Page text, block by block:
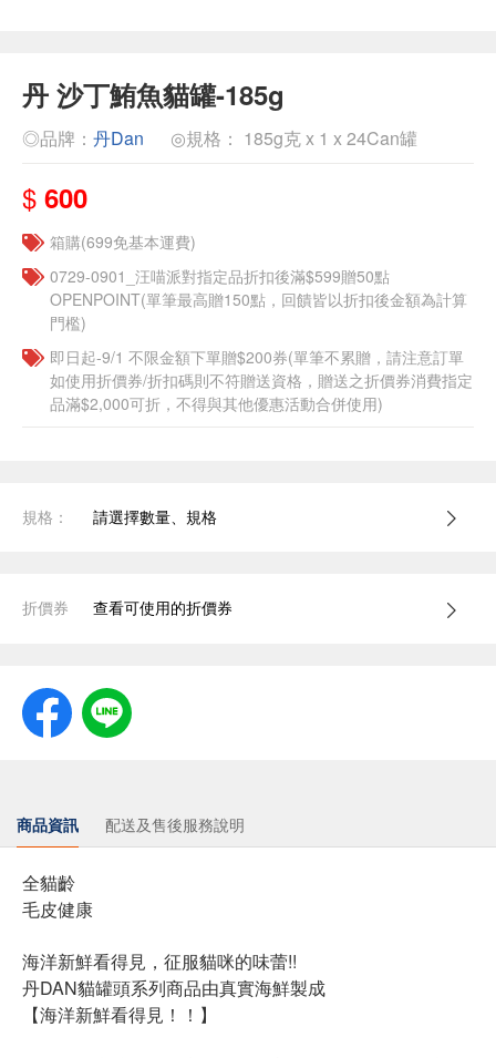
丹 沙丁鮪魚貓罐-185g
◎品牌： 丹Dan ◎規格： 185g克 x 1 x 24Can罐
$ 600
箱購(699免基本運費)
0729-0901_汪喵派對指定品折扣後滿$599贈50點
OPENPOINT(單筆最高贈150點，回饋皆以折扣後金額為計算
門檻)
即日起-9/1 不限金額下單贈$200券(單筆不累贈，請注意訂單
如使用折價券/折扣碼則不符贈送資格，贈送之折價券消費指定
品滿$2,000可折，不得與其他優惠活動合併使用)
規格： 請選擇數量、規格
折價券 查看可使用的折價券
商品資訊 配送及售後服務說明
全貓齡
毛皮健康
海洋新鮮看得見，征服貓咪的味蕾!!
丹DAN貓罐頭系列商品由真實海鮮製成
【海洋新鮮看得見！！】